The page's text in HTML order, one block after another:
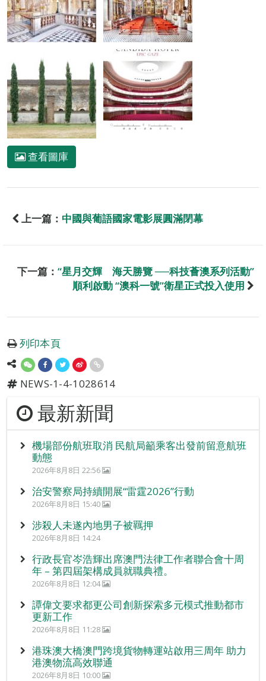
查看圖庫
上一篇： 中國與葡語國家電影展圓滿閉幕
下一篇： “星月交輝 海天勝覽 ──科技薈澳系列活動”
順利啟動 “澳科一號”衛星正式投入使用
列印本頁
NEWS-1-4-1028614
最新新聞
機場部份航班取消 民航局籲乘客出發前留意航班
動態
2026年8月8日 22:56
治安警察局持續開展“雷霆2026”行動
2026年8月8日 15:40
涉殺人未遂內地男子被羈押
2026年8月8日 14:24
行政長官岑浩輝出席澳門法律工作者聯合會十周
年 – 第四屆架構成員就職典禮。
2026年8月8日 12:04
譚偉文要求都更公司創新探索多元模式推動都市
更新工作
2026年8月8日 11:28
港珠澳大橋澳門跨境貨物轉運站啟用三周年 助力
港澳物流高效聯通
2026年8月8日 10:00